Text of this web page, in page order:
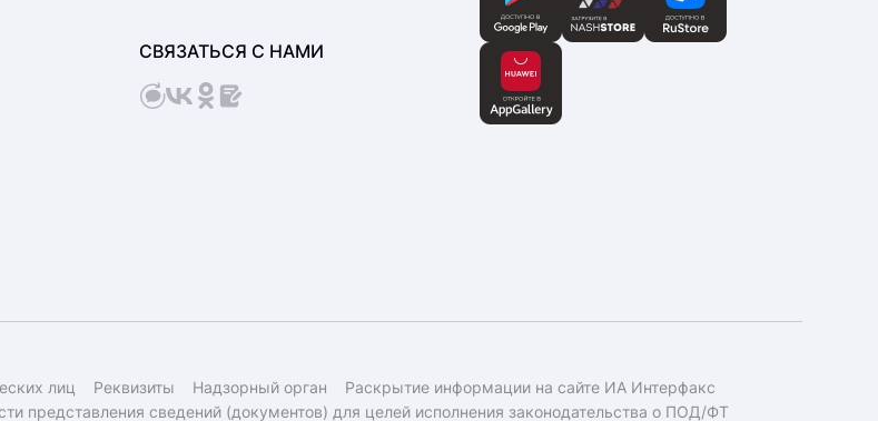
СВЯЗАТЬСЯ С НАМИ
лиц Реквизиты Надзорный орган
Раскрытие информации на сайте ИА Интерфакс
представления сведений (документов) для целей исполнения законодательства о ПОД/ФТ